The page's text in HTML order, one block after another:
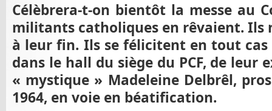
Célèbrera-t-on bientôt la messe au
militants catholiques en rêvaient. Ils
à leur fin. Ils se félicitent en tout cas
dans le hall du siège du PCF, de leur
« mystique » Madeleine Delbrêl,
1964, en voie en béatification.